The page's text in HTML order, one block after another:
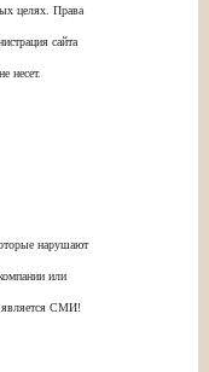
целях. Права
сайта
несет.
нарушают
или
является СМИ!